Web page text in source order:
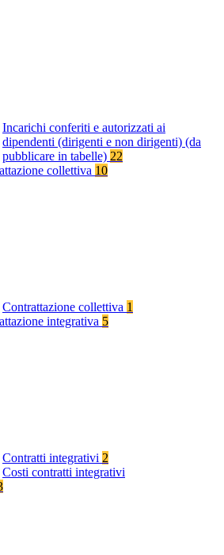
Incarichi conferiti e autorizzati ai
dipendenti (dirigenti e non dirigenti) (da
pubblicare in tabelle) 22
collettiva 10
Contrattazione collettiva 1
integrativa 5
Contratti integrativi 2
Costi contratti integrativi